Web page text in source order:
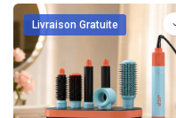
Livraison Gratuite